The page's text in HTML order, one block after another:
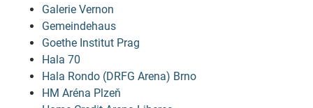
Galerie Vernon
Gemeindehaus
Goethe Institut Prag
Hala 70
Hala Rondo (DRFG Arena) Brno
HM Aréna Plzeň